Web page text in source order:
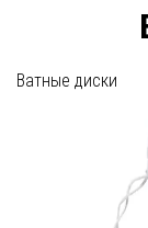
Ватные диски